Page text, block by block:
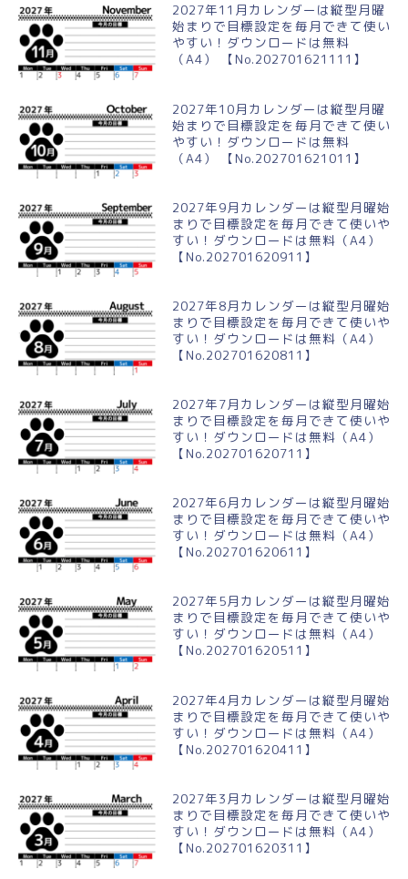
2027年11月カレンダーは縦型月曜
始まりで目標設定を毎月できて使い
やすい！ダウンロードは無料
（A4） 【No.202701621111】
2027年10月カレンダーは縦型月曜
始まりで目標設定を毎月できて使い
やすい！ダウンロードは無料
（A4） 【No.202701621011】
2027年9月カレンダーは縦型月曜始
まりで目標設定を毎月できて使いや
すい！ダウンロードは無料（A4）
【No.202701620911】
2027年8月カレンダーは縦型月曜始
まりで目標設定を毎月できて使いや
すい！ダウンロードは無料（A4）
【No.202701620811】
2027年7月カレンダーは縦型月曜始
まりで目標設定を毎月できて使いや
すい！ダウンロードは無料（A4）
【No.202701620711】
2027年6月カレンダーは縦型月曜始
まりで目標設定を毎月できて使いや
すい！ダウンロードは無料（A4）
【No.202701620611】
2027年5月カレンダーは縦型月曜始
まりで目標設定を毎月できて使いや
すい！ダウンロードは無料（A4）
【No.202701620511】
2027年4月カレンダーは縦型月曜始
まりで目標設定を毎月できて使いや
すい！ダウンロードは無料（A4）
【No.202701620411】
2027年3月カレンダーは縦型月曜始
まりで目標設定を毎月できて使いや
すい！ダウンロードは無料（A4）
【No.202701620311】